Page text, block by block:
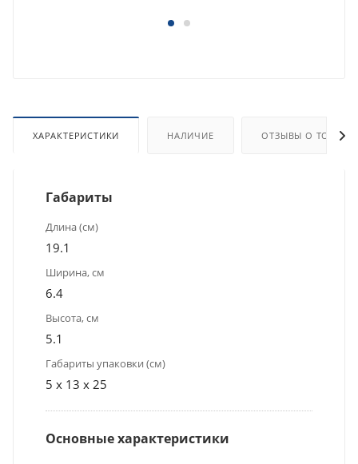
ХАРАКТЕРИСТИКИ НАЛИЧИЕ ОТЗЫВЫ О ТОВАРЕ
Габариты
Длина (см)
19.1
Ширина, см
6.4
Высота, см
5.1
Габариты упаковки (см)
5 x 13 x 25
Основные характеристики